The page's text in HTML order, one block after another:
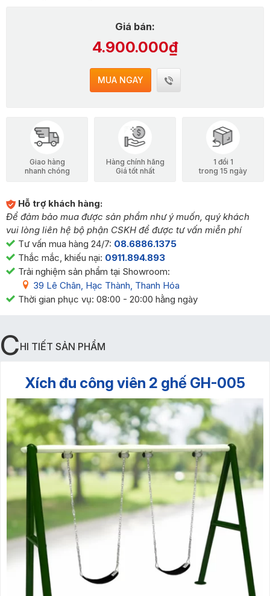
Giá bán:
4.900.000₫
MUA NGAY
Giao hàng
nhanh chóng
Hàng chính hãng
Giá tốt nhất
1 đổi 1
trong 15 ngày
Hỗ trợ khách hàng:
Để đảm bảo mua được sản phẩm như ý muốn, quý khách
vui lòng liên hệ bộ phận CSKH để được tư vấn miễn phí
Tư vấn mua hàng 24/7: 08.6886.1375
Thắc mắc, khiếu nại: 0911.894.893
Trải nghiệm sản phẩm tại Showroom:
39 Lê Chân, Hạc Thành, Thanh Hóa
Thời gian phục vụ: 08:00 - 20:00 hằng ngày
CHI TIẾT SẢN PHẨM
Xích đu công viên 2 ghế GH-005